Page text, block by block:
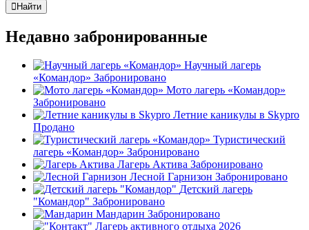
Найти
Недавно забронированные
Научный лагерь
«Командор» Забронировано
Мото лагерь «Командор»
Забронировано
Летние каникулы в Skypro
Продано
Туристический
лагерь «Командор» Забронировано
Лагерь Актива Забронировано
Лесной Гарнизон Забронировано
Детский лагерь
"Командор" Забронировано
Мандарин Забронировано